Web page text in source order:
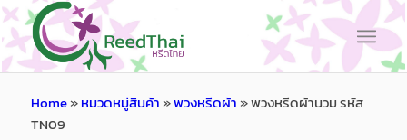
Home»หมวดหมู่สินค้า»พวงหรีดผ้า»พวงหรีดผ้านวม รหัส
TN09